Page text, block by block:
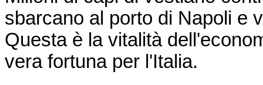
sbarcano al porto di Napoli e
Questa è la vitalità
vera fortuna per l'Italia.